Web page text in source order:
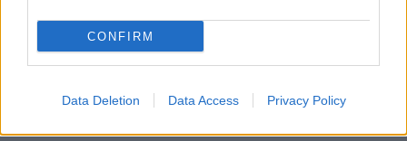
CONFIRM
Data Deletion Data Access Privacy Policy
Helyi hírek
Amire többmillióan vártunk: szombattól